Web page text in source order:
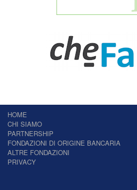
HOME
CHI SIAMO
PARTNERSHIP
FONDAZIONI DI ORIGINE BANCARIA
ALTRE FONDAZIONI
PRIVACY